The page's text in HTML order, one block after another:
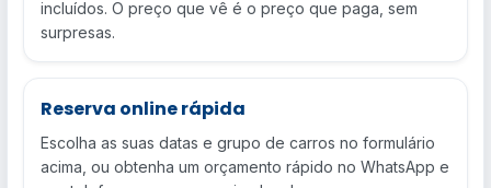
incluídos. O preço que vê é o preço que paga, sem
surpresas.
Reserva online rápida
Escolha as suas datas e grupo de carros no formulário
acima, ou obtenha um orçamento rápido no WhatsApp e